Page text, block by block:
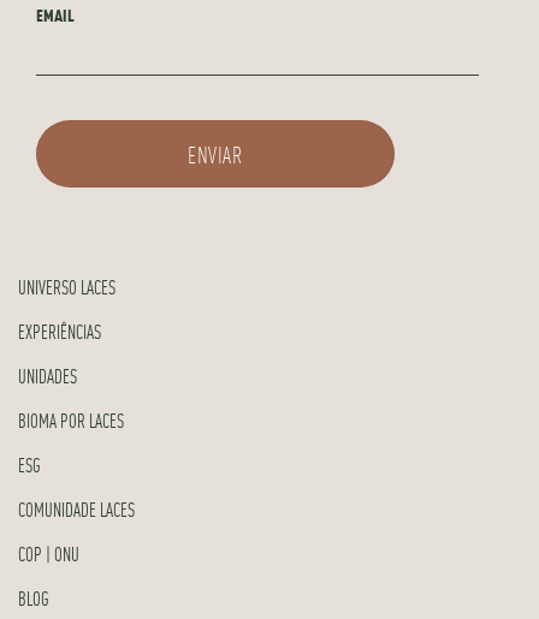
EMAIL
UNIVERSO LACES
EXPERIÊNCIAS
UNIDADES
BIOMA POR LACES
ESG
COMUNIDADE LACES
COP | ONU
BLOG